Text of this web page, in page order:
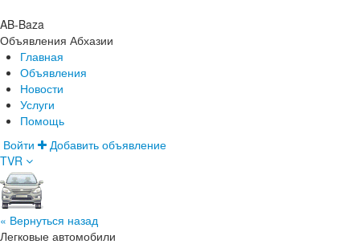
AB-Baza
Объявления Абхазии
Главная
Объявления
Новости
Услуги
Помощь
Войти
Добавить объявление
Главная
Объявления
Новости
Услуги
Помощь
TVR
« Вернуться назад
Легковые автомобили